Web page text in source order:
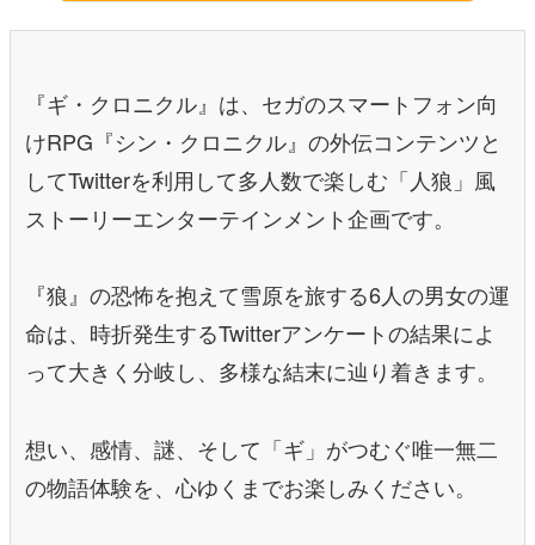
『ギ・クロニクル』は、セガのスマートフォン向
けRPG『シン・クロニクル』の外伝コンテンツと
してTwitterを利用して多人数で楽しむ「人狼」風
ストーリーエンターテインメント企画です。
『狼』の恐怖を抱えて雪原を旅する6人の男女の運
命は、時折発生するTwitterアンケートの結果によ
って大きく分岐し、多様な結末に辿り着きます。
想い、感情、謎、そして「ギ」がつむぐ唯一無二
の物語体験を、心ゆくまでお楽しみください。